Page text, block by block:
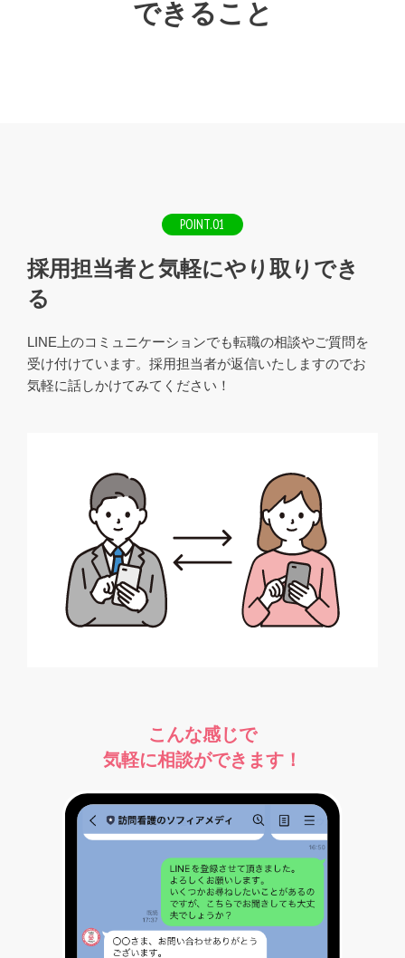
できること
POINT.01
採用担当者と気軽にやり取りでき
る
LINE上のコミュニケーションでも転職の相談やご質問を
受け付けています。採用担当者が返信いたしますのでお
気軽に話しかけてみてください！
こんな感じで
気軽に相談ができます！